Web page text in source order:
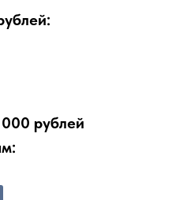
рублей